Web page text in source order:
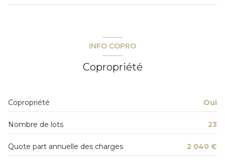
exposition Sud
quartier Valescure
accès handicapé
INFO COPRO
Copropriété
Copropriété Oui
Nombre de lots 23
Quote part annuelle des charges 2 040 €